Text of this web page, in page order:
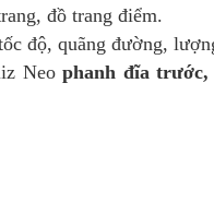
đồ trang điểm.
độ, quãng đường,
Neophanh đĩa trước,